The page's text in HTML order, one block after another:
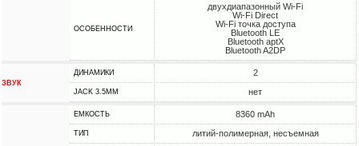
ОСОБЕННОСТИ
двухдиапазонный Wi-Fi
Wi-Fi Direct
Wi-Fi точка доступа
Bluetooth LE
Bluetooth aptX
Bluetooth A2DP
ЗВУК
ДИНАМИКИ 2
JACK 3.5MM нет
ЕМКОСТЬ 8360 mAh
ТИП литий-полимерная, несъемная